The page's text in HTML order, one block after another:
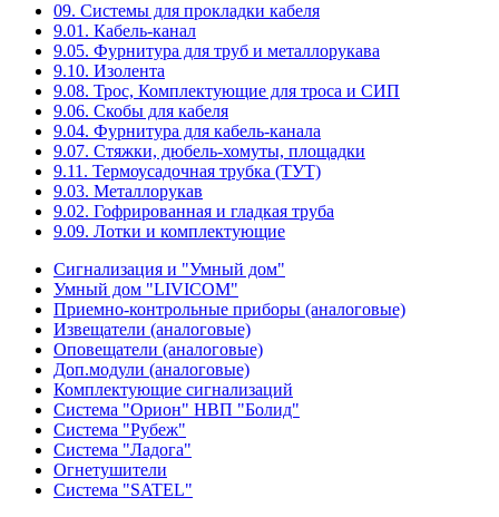
09. Системы для прокладки кабеля
9.01. Кабель-канал
9.05. Фурнитура для труб и металлорукава
9.10. Изолента
9.08. Трос, Комплектующие для троса и СИП
9.06. Скобы для кабеля
9.04. Фурнитура для кабель-канала
9.07. Стяжки, дюбель-хомуты, площадки
9.11. Термоусадочная трубка (ТУТ)
9.03. Металлорукав
9.02. Гофрированная и гладкая труба
9.09. Лотки и комплектующие
Сигнализация и "Умный дом"
Умный дом "LIVICOM"
Приемно-контрольные приборы (аналоговые)
Извещатели (аналоговые)
Оповещатели (аналоговые)
Доп.модули (аналоговые)
Комплектующие сигнализаций
Система "Орион" НВП "Болид"
Система "Рубеж"
Система "Ладога"
Огнетушители
Система "SATEL"